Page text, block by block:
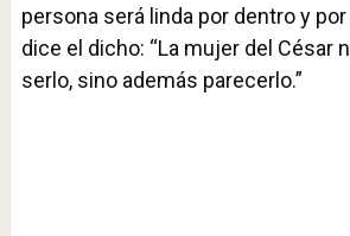
persona será linda por dentro y
dice el dicho: “La mujer del César
serlo, sino además parecerlo.”